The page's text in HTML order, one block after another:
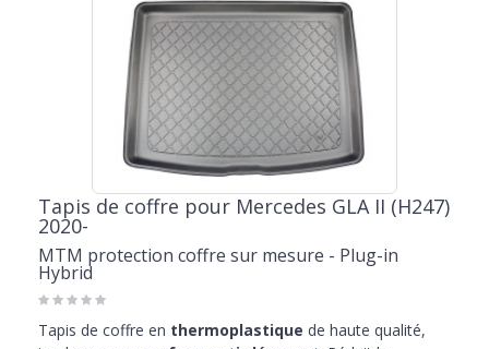
Tapis de coffre pour Mercedes GLA II (H247)
2020-
MTM protection coffre sur mesure - Plug-in
Hybrid
Tapis de coffre en thermoplastique de haute qualité,